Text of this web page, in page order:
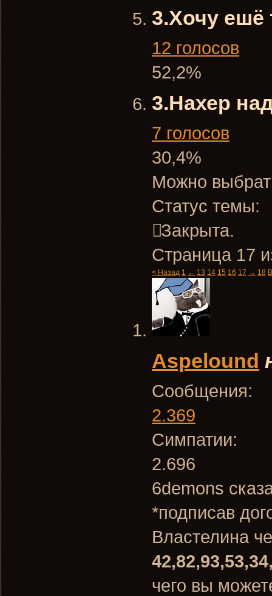
3.Хочу ешё
12 голосов
52,2%
3.Нахер
7 голосов
30,4%
Можно
Статус темы:
Закрыта.
Страница 17
< Назад 1 ← 13 14 15 16 17 → 18
Aspelound
Сообщения:
2.369
Симпатии:
2.696
6demons
*подписав
Властелина
чего вы